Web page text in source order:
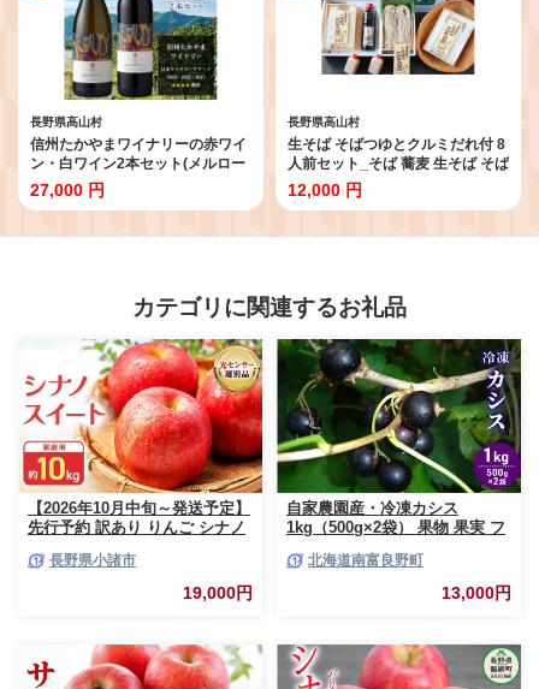
長野県高山村
信州たかやまワイナリーの赤ワイ
ン・白ワイン2本セット(メルロー
&カベルネ、シャルドネ)_ワイン
赤ワイン 白ワイン 信州たかやま
ャルドネ セット 人気 美味しい
27,000 円
長野県高山村
生そば そばつゆとクルミだれ付 8
人前セット_そば 蕎麦 生そば そば
つゆ くるみだれ セット 信州 名産
麺類 美味しい 人気 おすすめ 送料
12,000 円
カテゴリに関連するお礼品
【2026年10月中旬～発送予定】
先行予約 訳あり りんご シナノ
庭用 フルーツ 果物 甘い 訳あり
長野県小諸市
19,000円
自家農園産・冷凍カシス
1kg（500g×2袋） 果物 果実 フ
北海道南富良野町
13,000円